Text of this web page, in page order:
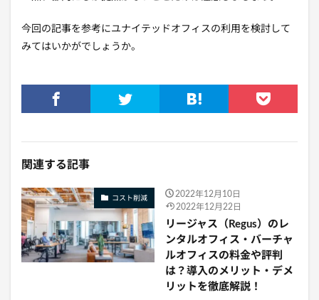
今回の記事を参考にユナイテッドオフィスの利用を検討して
みてはいかがでしょうか。
関連する記事
コスト削減
2022年12月10日
2022年12月22日
リージャス（Regus）のレ
ンタルオフィス・バーチャ
ルオフィスの料金や評判
は？導入のメリット・デメ
リットを徹底解説！